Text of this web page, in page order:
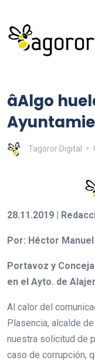
âAlgo
Tagoror Digital
28.11.2019 |
Por: Héctor
Portavoz y
en el Ayto. de
Al calor del
Plasencia, alcalde
nuestra solicitud de
caso de corrupción,